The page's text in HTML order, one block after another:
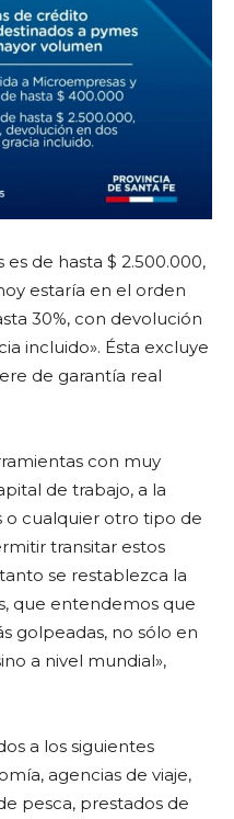
de hasta $ 2.500.000,
estaría en el orden
30%, con devolución
incluido». Ésta excluye
de garantía real
con muy
de trabajo, a la
o cualquier otro tipo de
transitar estos
se restablezca la
que entendemos que
golpeadas, no sólo en
a nivel mundial»,
a los siguientes
agencias de viaje,
pesca, prestados de